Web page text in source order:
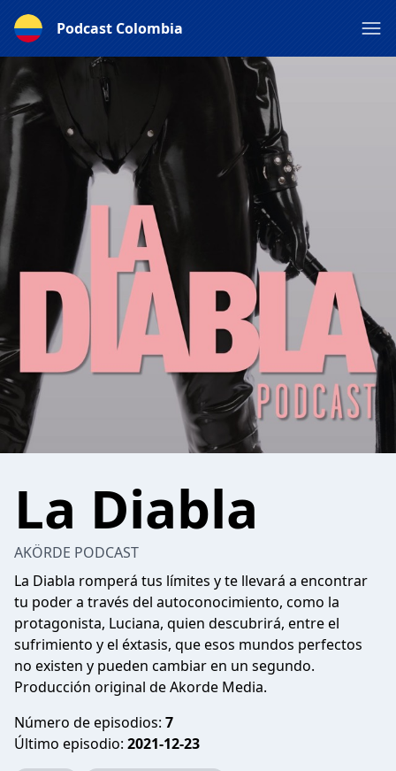
Podcast Colombia
La Diabla
AKÖRDE PODCAST
La Diabla romperá tus límites y te llevará a encontrar
tu poder a través del autoconocimiento, como la
protagonista, Luciana, quien descubrirá, entre el
sufrimiento y el éxtasis, que esos mundos perfectos
no existen y pueden cambiar en un segundo.
Producción original de Akorde Media.
Número de episodios: 7
Último episodio: 2021-12-23